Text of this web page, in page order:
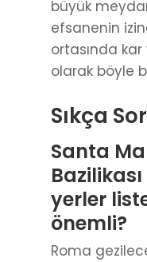
büyük
efsanenin
ortasında
olarak böyle
Sıkça
Santa
yerler
önemli?
Roma